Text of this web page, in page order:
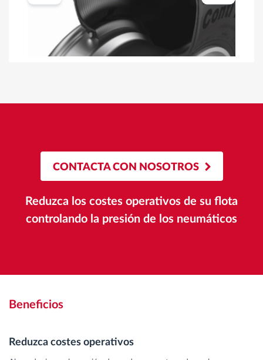
CONTACTA CON NOSOTROS
Reduzca los costes operativos de su flota
controlando la presión de los neumáticos
Beneficios
Reduzca costes operativos